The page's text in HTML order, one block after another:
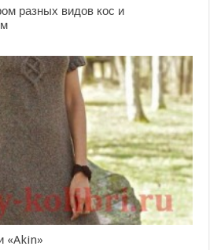
разных видов кос и
«Akin»